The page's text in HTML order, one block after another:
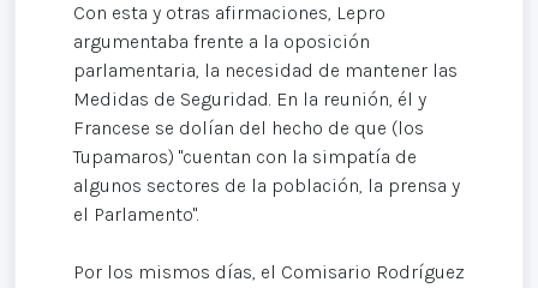
Con esta y otras afirmaciones, Lepro
argumentaba frente a la oposición
parlamentaria, la necesidad de mantener las
Medidas de Seguridad. En la reunión, él y
Francese se dolían del hecho de que (los
Tupamaros) "cuentan con la simpatía de
algunos sectores de la población, la prensa y
el Parlamento".
Por los mismos días, el Comisario Rodríguez